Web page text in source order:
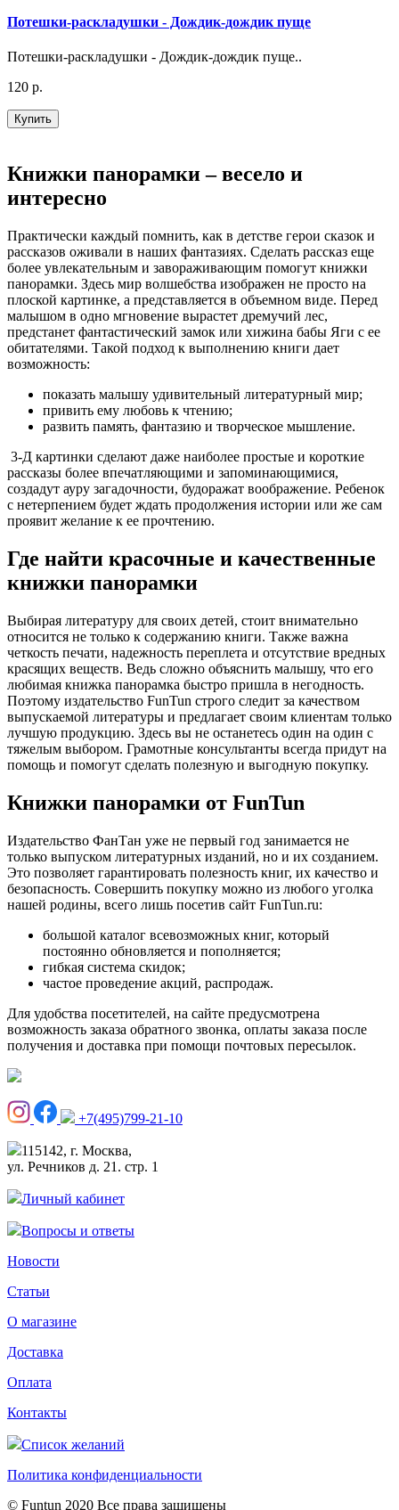
Потешки-раскладушки - Дождик-дождик пуще
Потешки-раскладушки - Дождик-дождик пуще..
120 р.
Купить
Книжки панорамки – весело и
интересно
Практически каждый помнить, как в детстве герои сказок и
рассказов оживали в наших фантазиях. Сделать рассказ еще
более увлекательным и завораживающим помогут книжки
панорамки. Здесь мир волшебства изображен не просто на
плоской картинке, а представляется в объемном виде. Перед
малышом в одно мгновение вырастет дремучий лес,
предстанет фантастический замок или хижина бабы Яги с ее
обитателями. Такой подход к выполнению книги дает
возможность:
показать малышу удивительный литературный мир;
привить ему любовь к чтению;
развить память, фантазию и творческое мышление.
3-Д картинки сделают даже наиболее простые и короткие
рассказы более впечатляющими и запоминающимися,
создадут ауру загадочности, будоражат воображение. Ребенок
с нетерпением будет ждать продолжения истории или же сам
проявит желание к ее прочтению.
Где найти красочные и качественные
книжки панорамки
Выбирая литературу для своих детей, стоит внимательно
относится не только к содержанию книги. Также важна
четкость печати, надежность переплета и отсутствие вредных
красящих веществ. Ведь сложно объяснить малышу, что его
любимая книжка панорамка быстро пришла в негодность.
Поэтому издательство FunTun строго следит за качеством
выпускаемой литературы и предлагает своим клиентам только
лучшую продукцию. Здесь вы не останетесь один на один с
тяжелым выбором. Грамотные консультанты всегда придут на
помощь и помогут сделать полезную и выгодную покупку.
Книжки панорамки от FunTun
Издательство ФанТан уже не первый год занимается не
только выпуском литературных изданий, но и их созданием.
Это позволяет гарантировать полезность книг, их качество и
безопасность. Совершить покупку можно из любого уголка
нашей родины, всего лишь посетив сайт FunTun.ru:
большой каталог всевозможных книг, который
постоянно обновляется и пополняется;
гибкая система скидок;
частое проведение акций, распродаж.
Для удобства посетителей, на сайте предусмотрена
возможность заказа обратного звонка, оплаты заказа после
получения и доставка при помощи почтовых пересылок.
+7(495)799-21-10
115142, г. Москва,
ул. Речников д. 21. стр. 1
Личный кабинет
Вопросы и ответы
Новости
Статьи
О магазине
Доставка
Оплата
Контакты
Список желаний
Политика конфиденциальности
© Funtun 2020 Все права защищены